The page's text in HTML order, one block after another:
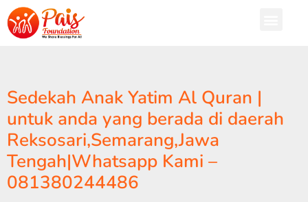
Sedekah Anak Yatim Al Quran |
untuk anda yang berada di daerah
Reksosari,Semarang,Jawa
Tengah|Whatsapp Kami –
081380244486